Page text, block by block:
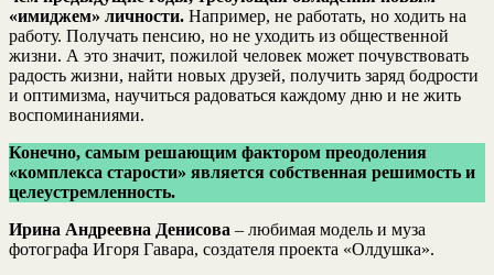
«имиджем» личности. Например, не работать, но ходить на
работу. Получать пенсию, но не уходить из общественной
жизни. А это значит, пожилой человек может почувствовать
радость жизни, найти новых друзей, получить заряд бодрости
и оптимизма, научиться радоваться каждому дню и не жить
воспоминаниями.
Конечно, самым решающим фактором преодоления
«комплекса старости» является собственная решимость и
целеустремленность.
Ирина Андреевна Денисова – любимая модель и муза
фотографа Игоря Гавара, создателя проекта «Олдушка».